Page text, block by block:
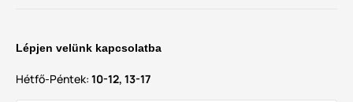
Lépjen velünk kapcsolatba
Hétfő-Péntek: 10-12, 13-17